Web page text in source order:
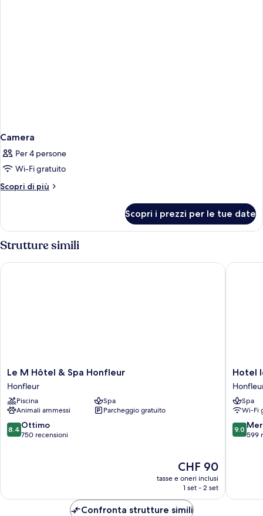
Camera
Per 4 persone
Wi-Fi gratuito
Scopri di più
Altri
Scopri i prezzi per le tue date
Strutture simili
Le
M
Hôtel
&
Spa
Honfleur
Honfleur
Le M Hôtel & Spa Honfleur
Honfleur
Piscina
Spa
Animali ammessi
Parcheggio gratuito
8.4
su
8.4 Ottimo
750 recensioni
Il
prezzo
attuale
CHF 90
CHF 90
tasse e oneri inclusi
1 set - 2 set
Le M Hôtel & Spa Honfleur
Hotel
le
Dauphin
les
Loges
Hotel
Spa
Wi-Fi
9.0
su
9.0
599
Hotel le
Confronta strutture simili